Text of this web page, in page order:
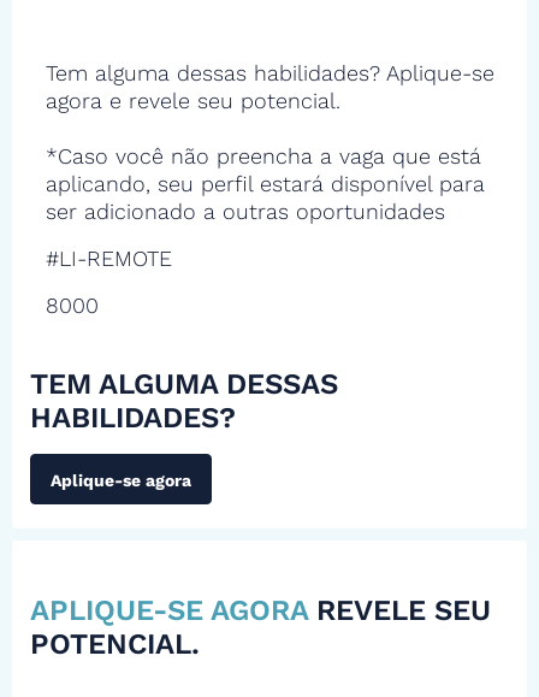
Tem alguma dessas habilidades? Aplique-se
agora e revele seu potencial.
*Caso você não preencha a vaga que está
aplicando, seu perfil estará disponível para
ser adicionado a outras oportunidades
#LI-REMOTE
8000
TEM ALGUMA DESSAS
HABILIDADES?
Aplique-se agora
APLIQUE-SE AGORA REVELE SEU
POTENCIAL.